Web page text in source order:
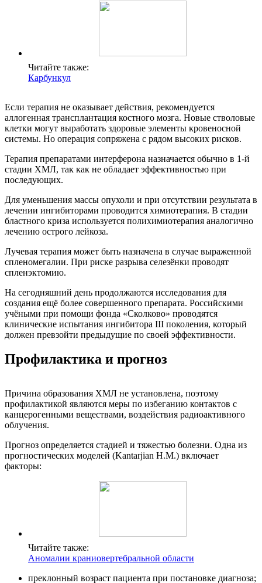
Читайте также:
Карбункул
Если терапия не оказывает действия, рекомендуется
аллогенная трансплантация костного мозга. Новые стволовые
клетки могут выработать здоровые элементы кровеносной
системы. Но операция сопряжена с рядом высоких рисков.
Терапия препаратами интерферона назначается обычно в 1-й
стадии ХМЛ, так как не обладает эффективностью при
последующих.
Для уменьшения массы опухоли и при отсутствии результата в
лечении ингибиторами проводится химиотерапия. В стадии
бластного криза используется полихимиотерапия аналогично
лечению острого лейкоза.
Лучевая терапия может быть назначена в случае выраженной
спленомегалии. При риске разрыва селезёнки проводят
спленэктомию.
На сегодняшний день продолжаются исследования для
создания ещё более совершенного препарата. Российскими
учёными при помощи фонда «Сколково» проводятся
клинические испытания ингибитора III поколения, который
должен превзойти предыдущие по своей эффективности.
Профилактика и прогноз
Причина образования ХМЛ не установлена, поэтому
профилактикой являются меры по избеганию контактов с
канцерогенными веществами, воздействия радиоактивного
облучения.
Прогноз определяется стадией и тяжестью болезни. Одна из
прогностических моделей (Kantarjian H.M.) включает
факторы:
Читайте также:
Аномалии краниовертебральной области
преклонный возраст пациента при постановке диагноза;